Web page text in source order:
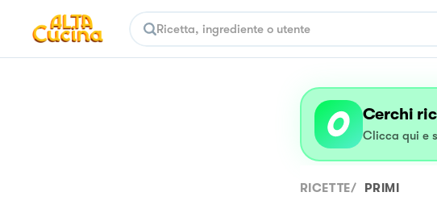
Cerchi
Clicca qui e
RICETTE/ PRIMI